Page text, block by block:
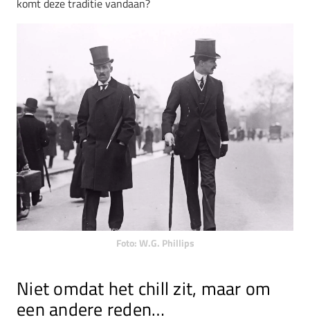
komt deze traditie vandaan?
Foto: W.G. Phillips
Niet omdat het chill zit, maar om
een andere reden…